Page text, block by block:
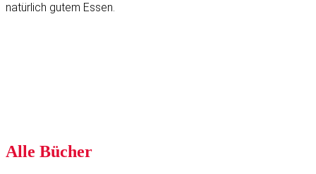
natürlich gutem Essen.
Alle Bücher